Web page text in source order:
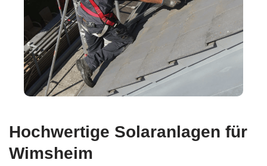
Hochwertige Solaranlagen für
Wimsheim